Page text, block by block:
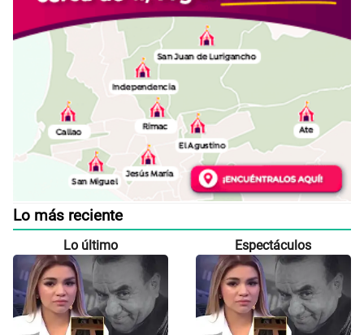
Lo más reciente
Lo último Espectáculos